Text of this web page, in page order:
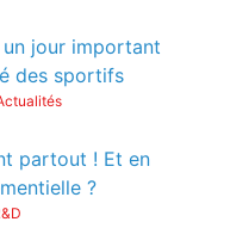
jour important
des sportifs
partout ! Et en
?